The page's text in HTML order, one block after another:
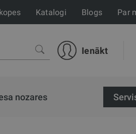
Katalogi Blogs Par
Ienākt
nozares